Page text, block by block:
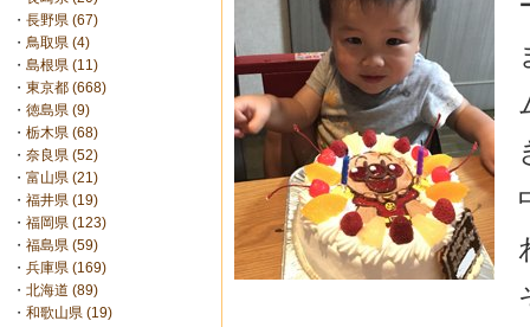
・ 長野県 (67)
・ 鳥取県 (4)
・ 島根県 (11)
・ 東京都 (668)
・ 徳島県 (9)
・ 栃木県 (68)
・ 奈良県 (52)
・ 富山県 (21)
・ 福井県 (19)
・ 福岡県 (123)
・ 福島県 (59)
・ 兵庫県 (169)
・ 北海道 (89)
・ 和歌山県 (19)